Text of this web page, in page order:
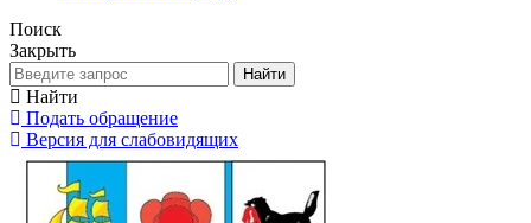
Поиск
Закрыть
Найти
Найти
Подать обращение
Версия для слабовидящих